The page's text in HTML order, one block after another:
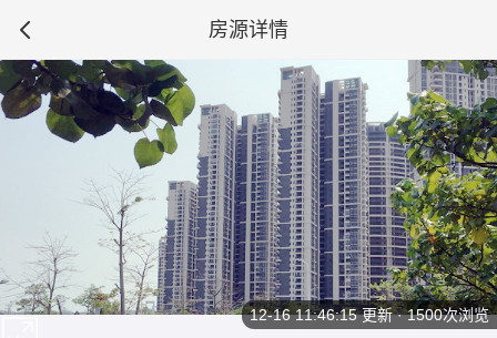
房源详情
12-16 11:46:15更新 · 1500次浏览